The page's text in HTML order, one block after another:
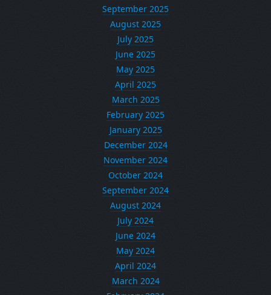
September 2025
August 2025
July 2025
June 2025
May 2025
April 2025
March 2025
February 2025
January 2025
December 2024
November 2024
October 2024
September 2024
August 2024
July 2024
June 2024
May 2024
April 2024
March 2024